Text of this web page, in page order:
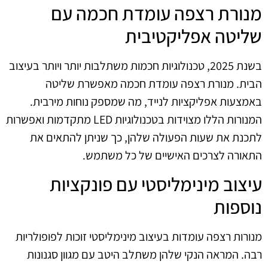
מנורת רצפה עומדת חכמה עם
שליטה אפליקטיבית
בשנת 2025, טכנולוגיות חכמות משתלבות יותר ויותר בעיצוב
הבית. מנורת רצפה עומדת חכמה מאפשרת שליטה
באמצעות אפליקציות לנייד, מה שמספק נוחות מירבית.
המנורות הללו מצוידות בטכנולוגיות LED מתקדמות ואפשרות
לתכנת את שעות הפעולה שלהן, כך שניתן להתאים את
התאורה לצרכים האישיים של כל משתמש.
עיצוב מינימליסטי עם פונקציות
נוספות
מנורות רצפה עומדות בעיצוב מינימליסטי זוכות לפופולריות
רבה. המראה הנקי שלהן משתלב היטב עם מגוון סגנונות